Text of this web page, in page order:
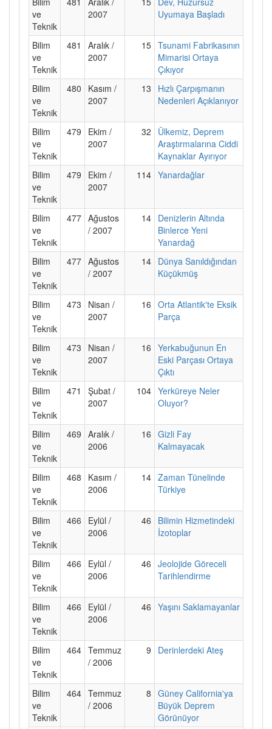
ve
Teknik
2007
Uyumaya Başladı
Bilim
ve
Teknik
481
Aralık /
2007
15 Tsunami Fabrikasının
Mimarisi Ortaya
Çıkıyor
Bilim
ve
Teknik
480
Kasım /
2007
13
Hızlı Çarpışmanın
Nedenleri Açıklanıyor
Bilim
ve
Teknik
479
Ekim /
2007
32
Ülkemiz, Deprem
Araştırmalarına Ciddi
Kaynaklar Ayırıyor
Bilim
ve
Teknik
479
Ekim /
2007
114 Yanardağlar
Bilim
ve
Teknik
477 Ağustos
/ 2007
14 Denizlerin Altında
Binlerce Yeni
Yanardağ
Bilim
ve
Teknik
477 Ağustos
/ 2007
14 Dünya Sanıldığından
Küçükmüş
Bilim
ve
Teknik
473
Nisan /
2007
16 Orta Atlantik'te Eksik
Parça
Bilim
ve
Teknik
473
Nisan /
2007
16 Yerkabuğunun En
Eski Parçası Ortaya
Çıktı
Bilim
ve
Teknik
471
Şubat /
2007
104 Yerküreye Neler
Oluyor?
Bilim
ve
Teknik
469 Aralık /
2006
16 Gizli Fay
Kalmayacak
Bilim
ve
Teknik
468
Kasım /
2006
14 Zaman Tünelinde
Türkiye
Bilim
ve
Teknik
466
Eylül /
2006
46
Bilimin Hizmetindeki
İzotoplar
Bilim
ve
Teknik
466
Eylül /
2006
46 Jeolojide Göreceli
Tarihlendirme
Bilim
ve
Teknik
466
Eylül /
2006
46 Yaşını Saklamayanlar
Bilim
ve
Teknik
464 Temmuz
/ 2006
9 Derinlerdeki Ateş
Bilim
ve
Teknik
464 Temmuz
/ 2006
8 Güney California'ya
Büyük Deprem
Görünüyor